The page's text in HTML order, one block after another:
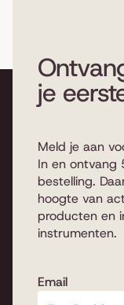
je
Meld je aan
In en ontvang
bestelling.
hoogte van
producten en
instrumenten.
Email